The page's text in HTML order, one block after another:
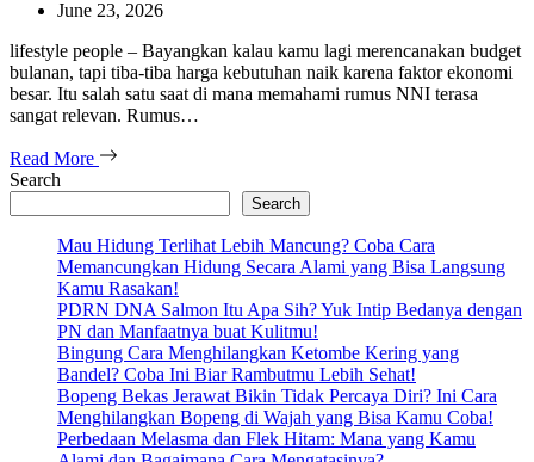
June 23, 2026
lifestyle people – Bayangkan kalau kamu lagi merencanakan budget
bulanan, tapi tiba-tiba harga kebutuhan naik karena faktor ekonomi
besar. Itu salah satu saat di mana memahami rumus NNI terasa
sangat relevan. Rumus…
Read More
Search
Search
Mau Hidung Terlihat Lebih Mancung? Coba Cara
Memancungkan Hidung Secara Alami yang Bisa Langsung
Kamu Rasakan!
PDRN DNA Salmon Itu Apa Sih? Yuk Intip Bedanya dengan
PN dan Manfaatnya buat Kulitmu!
Bingung Cara Menghilangkan Ketombe Kering yang
Bandel? Coba Ini Biar Rambutmu Lebih Sehat!
Bopeng Bekas Jerawat Bikin Tidak Percaya Diri? Ini Cara
Menghilangkan Bopeng di Wajah yang Bisa Kamu Coba!
Perbedaan Melasma dan Flek Hitam: Mana yang Kamu